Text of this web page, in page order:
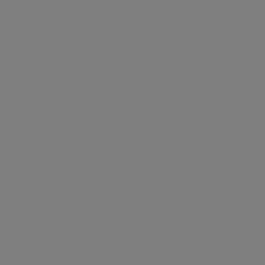
exposição inaugural tem a tarefa de
como a presença judaica em Itália se
judeus de Itália construíram a sua
inicialmente tolerou os judeus, mas
península, onde os judeus ainda
esquivar do confronto com a sociedade